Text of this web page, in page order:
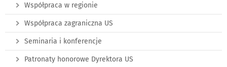
Współpraca w regionie
Współpraca zagraniczna US
Seminaria i konferencje
Patronaty honorowe Dyrektora US